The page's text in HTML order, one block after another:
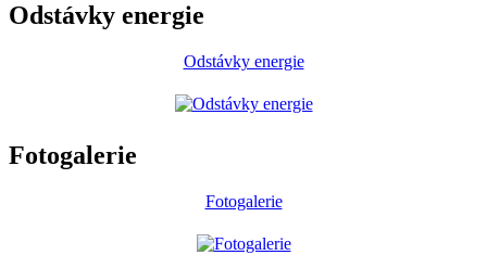
Odstávky energie
Odstávky energie
Fotogalerie
Fotogalerie